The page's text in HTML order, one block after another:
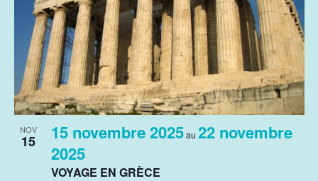
NOV
15
VOYAGE EN GRÈCE
15 novembre 2025au 22 novembre
2025